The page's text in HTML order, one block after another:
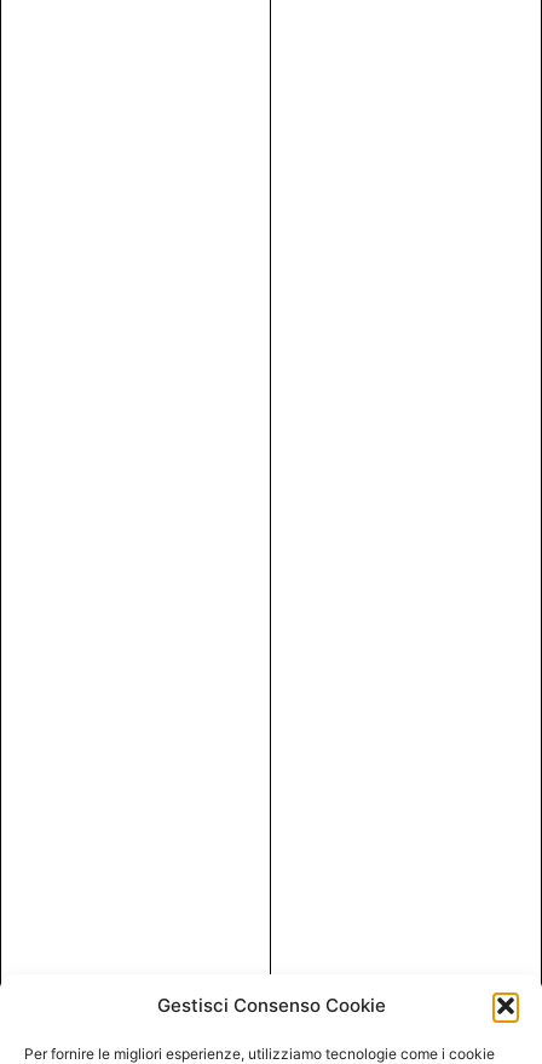
Gestisci Consenso Cookie
Per fornire le migliori esperienze, utilizziamo tecnologie come i cookie